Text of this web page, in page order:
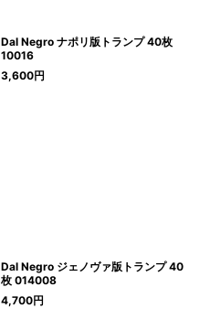
Dal Negro ナポリ版トランプ 40枚
10016
3,600円
Dal Negro ジェノヴァ版トランプ 40
枚 014008
4,700円